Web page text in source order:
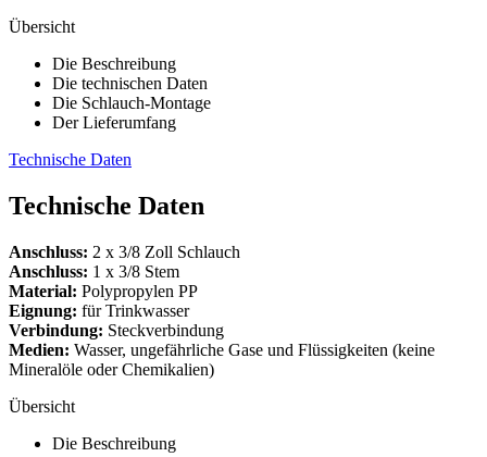
Übersicht
Die Beschreibung
Die technischen Daten
Die Schlauch-Montage
Der Lieferumfang
Technische Daten
Technische Daten
Anschluss: 2 x 3/8 Zoll Schlauch
Anschluss: 1 x 3/8 Stem
Material: Polypropylen PP
Eignung: für Trinkwasser
Verbindung: Steckverbindung
Medien: Wasser, ungefährliche Gase und Flüssigkeiten (keine
Mineralöle oder Chemikalien)
Übersicht
Die Beschreibung